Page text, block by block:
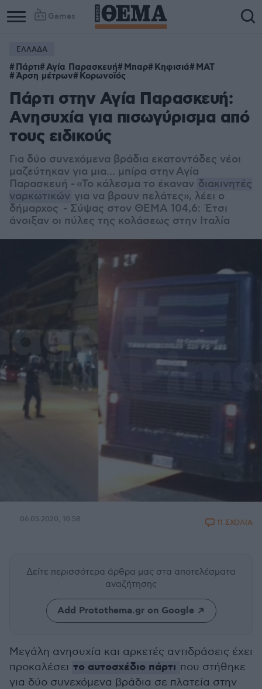
Games
ΕΛΛΑΔΑ
Πάρτι Αγία Παρασκευή Μπαρ Κηφισιά ΜΑΤ
Άρση μέτρων Κορωνοϊός
Πάρτι στην Αγία Παρασκευή:
Ανησυχία για πισωγύρισμα από
τους ειδικούς
Για δύο συνεχόμενα βράδια εκατοντάδες νέοι
μαζεύτηκαν για μια... μπίρα στην Αγία
Παρασκευή - «Το κάλεσμα το έκαναν διακινητές
ναρκωτικών για να βρουν πελάτες», λέει ο
δήμαρχος - Σύψας στον ΘΕΜΑ 104,6: Έτσι
άνοιξαν οι πύλες της κολάσεως στην Ιταλία
06.05.2020, 10:58 11 ΣΧΟΛΙΑ
Δείτε περισσότερα άρθρα μας στα αποτελέσματα
αναζήτησης
Add Protothema.gr on Google
Μεγάλη ανησυχία και αρκετές αντιδράσεις έχει
προκαλέσει το αυτοσχέδιο πάρτι που στήθηκε
για δύο συνεχόμενα βράδια σε πλατεία στην